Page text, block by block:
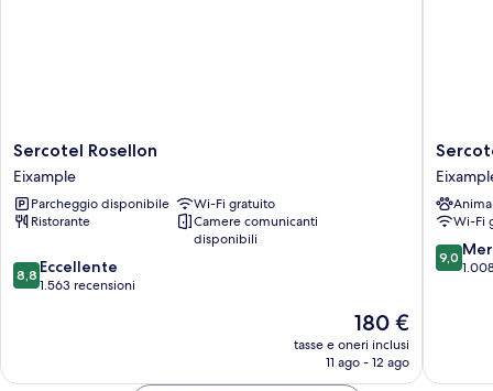
Sercotel
Rosellon
Eixample
Sercotel Rosellon
Eixample
Parcheggio disponibile
Wi-Fi gratuito
Ristorante
Camere comunicanti
disponibili
8.8
su
8,8 Eccellente
1.563 recensioni
Il
prezzo
attuale
180 €
tasse e oneri inclusi
11 ago - 12 ago
Sercotel
Caspe
Wi-Fi
9.0
su
9,0